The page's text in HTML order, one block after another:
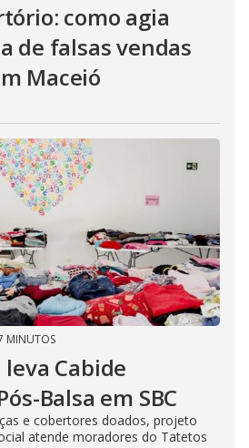
como agia
de falsas vendas
Maceió
MINUTOS
leva Cabide
Balsa em SBC
e cobertores doados, projeto
atende moradores do Tatetos